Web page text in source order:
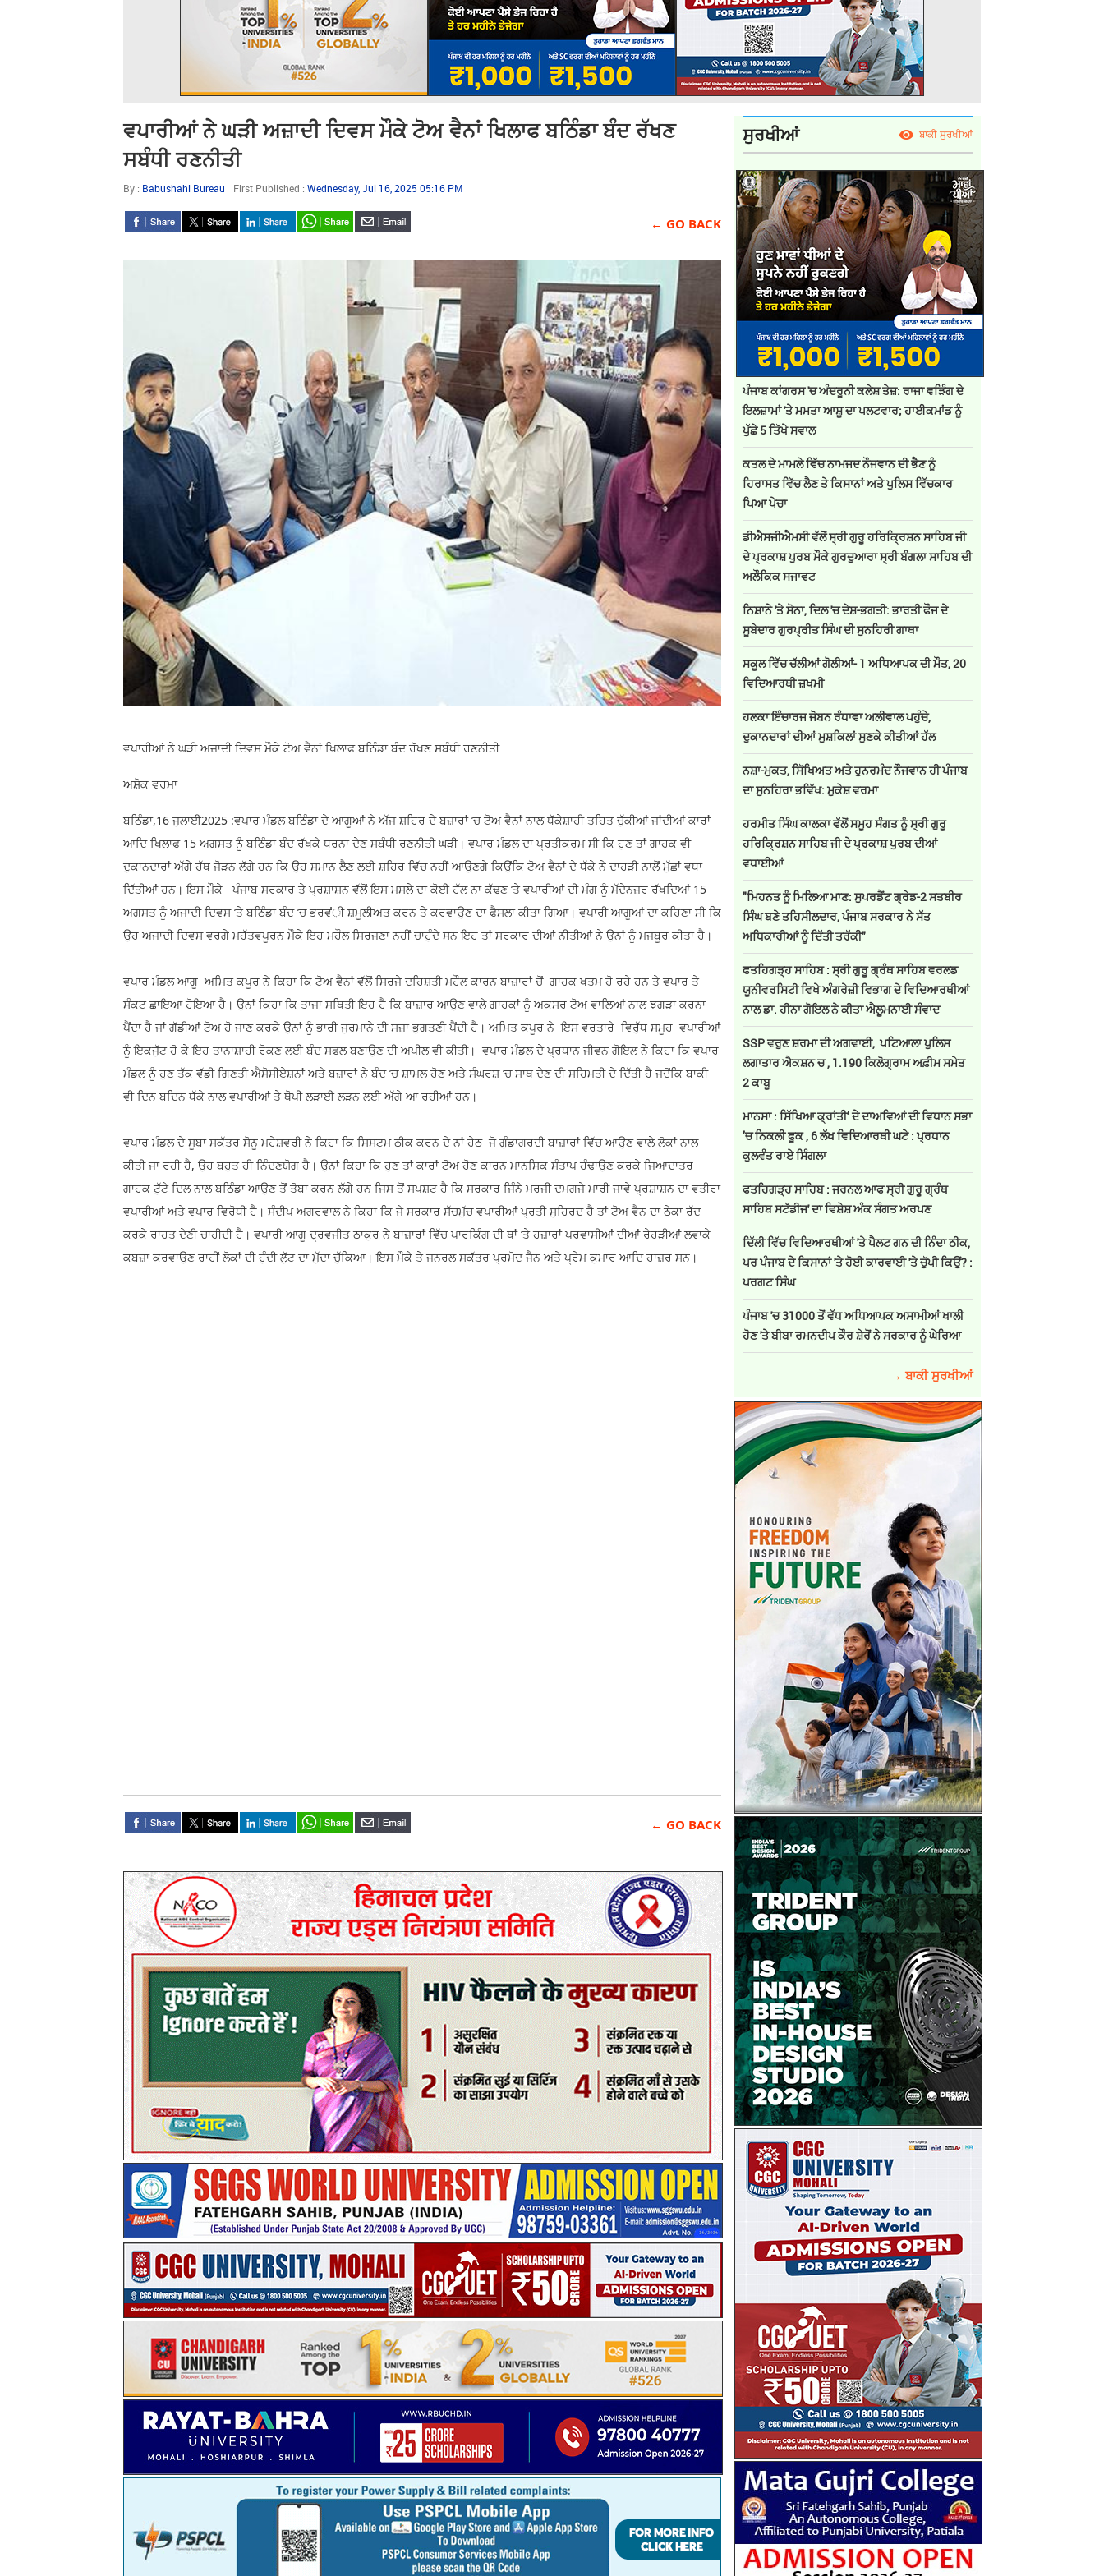
ਵਪਾਰੀਆਂ ਨੇ ਘੜੀ ਅਜ਼ਾਦੀ ਦਿਵਸ ਮੌਕੇ ਟੋਅ ਵੈਨਾਂ ਖਿਲਾਫ ਬਠਿੰਡਾ ਬੰਦ ਰੱਖਣ
ਸਬੰਧੀ ਰਣਨੀਤੀ
By : Babushahi Bureau First Published : Wednesday, Jul 16, 2025 05:16 PM
← GO BACK
ਵਪਾਰੀਆਂ ਨੇ ਘੜੀ ਅਜ਼ਾਦੀ ਦਿਵਸ ਮੌਕੇ ਟੋਅ ਵੈਨਾਂ ਖਿਲਾਫ ਬਠਿੰਡਾ ਬੰਦ ਰੱਖਣ ਸਬੰਧੀ ਰਣਨੀਤੀ
ਅਸ਼ੋਕ ਵਰਮਾ
ਬਠਿੰਡਾ,16 ਜੁਲਾਈ2025 :ਵਪਾਰ ਮੰਡਲ ਬਠਿੰਡਾ ਦੇ ਆਗੂਆਂ ਨੇ ਅੱਜ ਸ਼ਹਿਰ ਦੇ ਬਜ਼ਾਰਾਂ ’ਚ ਟੋਅ ਵੈਨਾਂ ਨਾਲ ਧੱਕੇਸ਼ਾਹੀ ਤਹਿਤ ਚੁੱਕੀਆਂ ਜਾਂਦੀਆਂ ਕਾਰਾਂ
ਆਦਿ ਖਿਲਾਫ 15 ਅਗਸਤ ਨੂੰ ਬਠਿੰਡਾ ਬੰਦ ਰੱਖਕੇ ਧਰਨਾ ਦੇਣ ਸਬੰਧੀ ਰਣਨੀਤੀ ਘੜੀ। ਵਪਾਰ ਮੰਡਲ ਦਾ ਪ੍ਰਤੀਕਰਮ ਸੀ ਕਿ ਹੁਣ ਤਾਂ ਗਾਹਕ ਵੀ
ਦੁਕਾਨਦਾਰਾਂ ਅੱਗੇ ਹੱਥ ਜੋੜਨ ਲੱਗੇ ਹਨ ਕਿ ਉਹ ਸਮਾਨ ਲੈਣ ਲਈ ਸ਼ਹਿਰ ਵਿੱਚ ਨਹੀਂ ਆਉਣਗੇ ਕਿਉਂਕਿ ਟੋਅ ਵੈਨਾਂ ਦੇ ਧੱਕੇ ਨੇ ਦਾਹੜੀ ਨਾਲੋਂ ਮੁੱਛਾਂ ਵਧਾ
ਦਿੱਤੀਆਂ ਹਨ। ਇਸ ਮੌਕੇ ਪੰਜਾਬ ਸਰਕਾਰ ਤੇ ਪ੍ਰਸ਼ਾਸ਼ਨ ਵੱਲੋਂ ਇਸ ਮਸਲੇ ਦਾ ਕੋਈ ਹੱਲ ਨਾ ਕੱਢਣ ’ਤੇ ਵਪਾਰੀਆਂ ਦੀ ਮੰਗ ਨੂੰ ਮੱਦੇਨਜ਼ਰ ਰੱਖਦਿਆਂ 15
ਅਗਸਤ ਨੂੰ ਅਜਾਦੀ ਦਿਵਸ ’ਤੇ ਬਠਿੰਡਾ ਬੰਦ ’ਚ ਭਰਵਂੀ ਸ਼ਮੂਲੀਅਤ ਕਰਨ ਤੇ ਕਰਵਾਉਣ ਦਾ ਫੈਸਲਾ ਕੀਤਾ ਗਿਆ। ਵਪਾਰੀ ਆਗੂਆਂ ਦਾ ਕਹਿਣਾ ਸੀ ਕਿ
ਉਹ ਅਜਾਦੀ ਦਿਵਸ ਵਰਗੇ ਮਹੱਤਵਪੂਰਨ ਮੌਕੇ ਇਹ ਮਹੌਲ ਸਿਰਜਣਾ ਨਹੀਂ ਚਾਹੁੰਦੇ ਸਨ ਇਹ ਤਾਂ ਸਰਕਾਰ ਦੀਆਂ ਨੀਤੀਆਂ ਨੇ ਉਨਾਂ ਨੂੰ ਮਜਬੂਰ ਕੀਤਾ ਹੈ।
ਵਪਾਰ ਮੰਡਲ ਆਗੂ ਅਮਿਤ ਕਪੂਰ ਨੇ ਕਿਹਾ ਕਿ ਟੋਅ ਵੈਨਾਂ ਵੱਲੋਂ ਸਿਰਜੇ ਦਹਿਸ਼ਤੀ ਮਹੌਲ ਕਾਰਨ ਬਾਜ਼ਾਰਾਂ ਚੋਂ ਗਾਹਕ ਖਤਮ ਹੋ ਰਹੇ ਹਨ ਤੇ ਵਪਾਰ ਤੇ
ਸੰਕਟ ਛਾਇਆ ਹੋਇਆ ਹੈ। ਉਨਾਂ ਕਿਹਾ ਕਿ ਤਾਜਾ ਸਥਿਤੀ ਇਹ ਹੈ ਕਿ ਬਾਜ਼ਾਰ ਆਉਣ ਵਾਲੇ ਗਾਹਕਾਂ ਨੂੰ ਅਕਸਰ ਟੋਅ ਵਾਲਿਆਂ ਨਾਲ ਝਗੜਾ ਕਰਨਾ
ਪੈਂਦਾ ਹੈ ਜਾਂ ਗੱਡੀਆਂ ਟੋਅ ਹੋ ਜਾਣ ਕਰਕੇ ਉਨਾਂ ਨੂੰ ਭਾਰੀ ਜੁਰਮਾਨੇ ਦੀ ਸਜ਼ਾ ਭੁਗਤਣੀ ਪੈਂਦੀ ਹੈ। ਅਮਿਤ ਕਪੂਰ ਨੇ ਇਸ ਵਰਤਾਰੇ ਵਿਰੁੱਧ ਸਮੂਹ ਵਪਾਰੀਆਂ
ਨੂੰ ਇਕਜੁੱਟ ਹੋ ਕੇ ਇਹ ਤਾਨਾਸ਼ਾਹੀ ਰੋਕਣ ਲਈ ਬੰਦ ਸਫਲ ਬਣਾਉਣ ਦੀ ਅਪੀਲ ਵੀ ਕੀਤੀ। ਵਪਾਰ ਮੰਡਲ ਦੇ ਪ੍ਰਧਾਨ ਜੀਵਨ ਗੋਇਲ ਨੇ ਕਿਹਾ ਕਿ ਵਪਾਰ
ਮੰਡਲ ਨੂੰ ਹੁਣ ਤੱਕ ਵੱਡੀ ਗਿਣਤੀ ਐਸੋਸੀਏਸ਼ਨਾਂ ਅਤੇ ਬਜ਼ਾਰਾਂ ਨੇ ਬੰਦ ’ਚ ਸ਼ਾਮਲ ਹੋਣ ਅਤੇ ਸੰਘਰਸ਼ ’ਚ ਸਾਥ ਦੇਣ ਦੀ ਸਹਿਮਤੀ ਦੇ ਦਿੱਤੀ ਹੈ ਜਦੋਂਕਿ ਬਾਕੀ
ਵੀ ਦਿਨ ਬਦਿਨ ਧੱਕੇ ਨਾਲ ਵਪਾਰੀਆਂ ਤੇ ਥੋਪੀ ਲੜਾਈ ਲੜਨ ਲਈ ਅੱਗੇ ਆ ਰਹੀਆਂ ਹਨ।
ਵਪਾਰ ਮੰਡਲ ਦੇ ਸੂਬਾ ਸਕੱਤਰ ਸੋਨੂ ਮਹੇਸ਼ਵਰੀ ਨੇ ਕਿਹਾ ਕਿ ਸਿਸਟਮ ਠੀਕ ਕਰਨ ਦੇ ਨਾਂ ਹੇਠ ਜੋ ਗੁੰਡਾਗਰਦੀ ਬਾਜ਼ਾਰਾਂ ਵਿੱਚ ਆਉਣ ਵਾਲੇ ਲੋਕਾਂ ਨਾਲ
ਕੀਤੀ ਜਾ ਰਹੀ ਹੈ, ਉਹ ਬਹੁਤ ਹੀ ਨਿੰਦਣਯੋਗ ਹੈ। ਉਨਾਂ ਕਿਹਾ ਕਿ ਹੁਣ ਤਾਂ ਕਾਰਾਂ ਟੋਅ ਹੋਣ ਕਾਰਨ ਮਾਨਸਿਕ ਸੰਤਾਪ ਹੰਢਾਉਣ ਕਰਕੇ ਜਿਆਦਾਤਰ
ਗਾਹਕ ਟੁੱਟੇ ਦਿਲ ਨਾਲ ਬਠਿੰਡਾ ਆਉਣ ਤੋਂ ਤੋਬਾ ਕਰਨ ਲੱਗੇ ਹਨ ਜਿਸ ਤੋਂ ਸਪਸ਼ਟ ਹੈ ਕਿ ਸਰਕਾਰ ਜਿੰਨੇ ਮਰਜੀ ਦਮਗਜੇ ਮਾਰੀ ਜਾਵੇ ਪ੍ਰਸ਼ਾਸ਼ਨ ਦਾ ਵਤੀਰਾ
ਵਪਾਰੀਆਂ ਅਤੇ ਵਪਾਰ ਵਿਰੋਧੀ ਹੈ। ਸੰਦੀਪ ਅਗਰਵਾਲ ਨੇ ਕਿਹਾ ਕਿ ਜੇ ਸਰਕਾਰ ਸੱਚਮੁੱਚ ਵਪਾਰੀਆਂ ਪ੍ਰਤੀ ਸੁਹਿਰਦ ਹੈ ਤਾਂ ਟੋਅ ਵੈਨ ਦਾ ਠੇਕਾ ਰੱਦ
ਕਰਕੇ ਰਾਹਤ ਦੇਣੀ ਚਾਹੀਦੀ ਹੈ। ਵਪਾਰੀ ਆਗੂ ਦ੍ਰਵਜੀਤ ਠਾਕੁਰ ਨੇ ਬਾਜ਼ਾਰਾਂ ਵਿੱਚ ਪਾਰਕਿੰਗ ਦੀ ਥਾਂ ’ਤੇ ਹਜ਼ਾਰਾਂ ਪਰਵਾਸੀਆਂ ਦੀਆਂ ਰੇਹੜੀਆਂ ਲਵਾਕੇ
ਕਬਜ਼ਾ ਕਰਵਾਉਣ ਰਾਹੀਂ ਲੋਕਾਂ ਦੀ ਹੁੰਦੀ ਲੁੱਟ ਦਾ ਮੁੱਦਾ ਚੁੱਕਿਆ। ਇਸ ਮੌਕੇ ਤੇ ਜਨਰਲ ਸਕੱਤਰ ਪ੍ਰਮੋਦ ਜੈਨ ਅਤੇ ਪ੍ਰੇਮ ਕੁਮਾਰ ਆਦਿ ਹਾਜ਼ਰ ਸਨ।
← GO BACK
ਸੁਰਖੀਆਂ ਬਾਕੀ ਸੁਰਖੀਆਂ
ਪੰਜਾਬ ਕਾਂਗਰਸ 'ਚ ਅੰਦਰੂਨੀ ਕਲੇਸ਼ ਤੇਜ਼: ਰਾਜਾ ਵੜਿੰਗ ਦੇ
ਇਲਜ਼ਾਮਾਂ 'ਤੇ ਮਮਤਾ ਆਸ਼ੂ ਦਾ ਪਲਟਵਾਰ; ਹਾਈਕਮਾਂਡ ਨੂੰ
ਪੁੱਛੇ 5 ਤਿੱਖੇ ਸਵਾਲ
ਕਤਲ ਦੇ ਮਾਮਲੇ ਵਿੱਚ ਨਾਮਜਦ ਨੌਜਵਾਨ ਦੀ ਭੈਣ ਨੂੰ
ਹਿਰਾਸਤ ਵਿੱਚ ਲੈਣ ਤੇ ਕਿਸਾਨਾਂ ਅਤੇ ਪੁਲਿਸ ਵਿੱਚਕਾਰ
ਪਿਆ ਪੇਚਾ
ਡੀਐਸਜੀਐਮਸੀ ਵੱਲੋਂ ਸ੍ਰੀ ਗੁਰੂ ਹਰਿਕ੍ਰਿਸ਼ਨ ਸਾਹਿਬ ਜੀ
ਦੇ ਪ੍ਰਕਾਸ਼ ਪੁਰਬ ਮੌਕੇ ਗੁਰਦੁਆਰਾ ਸ੍ਰੀ ਬੰਗਲਾ ਸਾਹਿਬ ਦੀ
ਅਲੌਕਿਕ ਸਜਾਵਟ
ਨਿਸ਼ਾਨੇ 'ਤੇ ਸੋਨਾ, ਦਿਲ 'ਚ ਦੇਸ਼-ਭਗਤੀ: ਭਾਰਤੀ ਫੌਜ ਦੇ
ਸੂਬੇਦਾਰ ਗੁਰਪ੍ਰੀਤ ਸਿੰਘ ਦੀ ਸੁਨਹਿਰੀ ਗਾਥਾ
ਸਕੂਲ ਵਿੱਚ ਚੱਲੀਆਂ ਗੋਲੀਆਂ- 1 ਅਧਿਆਪਕ ਦੀ ਮੌਤ, 20
ਵਿਦਿਆਰਥੀ ਜ਼ਖਮੀ
ਹਲਕਾ ਇੰਚਾਰਜ ਜੋਬਨ ਰੰਧਾਵਾ ਅਲੀਵਾਲ ਪਹੁੰਚੇ,
ਦੁਕਾਨਦਾਰਾਂ ਦੀਆਂ ਮੁਸ਼ਕਿਲਾਂ ਸੁਣਕੇ ਕੀਤੀਆਂ ਹੱਲ
ਨਸ਼ਾ-ਮੁਕਤ, ਸਿੱਖਿਅਤ ਅਤੇ ਹੁਨਰਮੰਦ ਨੌਜਵਾਨ ਹੀ ਪੰਜਾਬ
ਦਾ ਸੁਨਹਿਰਾ ਭਵਿੱਖ: ਮੁਕੇਸ਼ ਵਰਮਾ
ਹਰਮੀਤ ਸਿੰਘ ਕਾਲਕਾ ਵੱਲੋਂ ਸਮੂਹ ਸੰਗਤ ਨੂੰ ਸ੍ਰੀ ਗੁਰੂ
ਹਰਿਕ੍ਰਿਸ਼ਨ ਸਾਹਿਬ ਜੀ ਦੇ ਪ੍ਰਕਾਸ਼ ਪੁਰਬ ਦੀਆਂ
ਵਧਾਈਆਂ
"ਮਿਹਨਤ ਨੂੰ ਮਿਲਿਆ ਮਾਣ: ਸੁਪਰਡੈਂਟ ਗ੍ਰੇਡ-2 ਸਤਬੀਰ
ਸਿੰਘ ਬਣੇ ਤਹਿਸੀਲਦਾਰ, ਪੰਜਾਬ ਸਰਕਾਰ ਨੇ ਸੱਤ
ਅਧਿਕਾਰੀਆਂ ਨੂੰ ਦਿੱਤੀ ਤਰੱਕੀ"
ਫਤਹਿਗੜ੍ਹ ਸਾਹਿਬ : ਸ੍ਰੀ ਗੁਰੂ ਗ੍ਰੰਥ ਸਾਹਿਬ ਵਰਲਡ
ਯੂਨੀਵਰਸਿਟੀ ਵਿਖੇ ਅੰਗਰੇਜ਼ੀ ਵਿਭਾਗ ਦੇ ਵਿਦਿਆਰਥੀਆਂ
ਨਾਲ ਡਾ. ਹੀਨਾ ਗੋਇਲ ਨੇ ਕੀਤਾ ਐਲੂਮਨਾਈ ਸੰਵਾਦ
SSP ਵਰੁਣ ਸ਼ਰਮਾ ਦੀ ਅਗਵਾਈ, ਪਟਿਆਲਾ ਪੁਲਿਸ
ਲਗਾਤਾਰ ਐਕਸ਼ਨ ਚ , 1.190 ਕਿਲੋਗ੍ਰਾਮ ਅਫ਼ੀਮ ਸਮੇਤ
2 ਕਾਬੂ
ਮਾਨਸਾ : ਸਿੱਖਿਆ ਕ੍ਰਾਂਤੀ’ ਦੇ ਦਾਅਵਿਆਂ ਦੀ ਵਿਧਾਨ ਸਭਾ
’ਚ ਨਿਕਲੀ ਫੂਕ , 6 ਲੱਖ ਵਿਦਿਆਰਥੀ ਘਟੇ : ਪ੍ਰਧਾਨ
ਕੁਲਵੰਤ ਰਾਏ ਸਿੰਗਲਾ
ਫਤਹਿਗੜ੍ਹ ਸਾਹਿਬ : ਜਰਨਲ ਆਫ ਸ੍ਰੀ ਗੁਰੂ ਗ੍ਰੰਥ
ਸਾਹਿਬ ਸਟੱਡੀਜ' ਦਾ ਵਿਸ਼ੇਸ਼ ਅੰਕ ਸੰਗਤ ਅਰਪਣ
ਦਿੱਲੀ ਵਿੱਚ ਵਿਦਿਆਰਥੀਆਂ 'ਤੇ ਪੈਲਟ ਗਨ ਦੀ ਨਿੰਦਾ ਠੀਕ,
ਪਰ ਪੰਜਾਬ ਦੇ ਕਿਸਾਨਾਂ 'ਤੇ ਹੋਈ ਕਾਰਵਾਈ 'ਤੇ ਚੁੱਪੀ ਕਿਉਂ? :
ਪਰਗਟ ਸਿੰਘ
ਪੰਜਾਬ 'ਚ 31000 ਤੋਂ ਵੱਧ ਅਧਿਆਪਕ ਅਸਾਮੀਆਂ ਖਾਲੀ
ਹੋਣ 'ਤੇ ਬੀਬਾ ਰਮਨਦੀਪ ਕੌਰ ਸ਼ੇਰੋਂ ਨੇ ਸਰਕਾਰ ਨੂੰ ਘੇਰਿਆ
→ ਬਾਕੀ ਸੁਰਖੀਆਂ